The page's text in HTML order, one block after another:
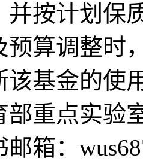
并按计划保
预算调整时
该基金的使
部重点实验
箱：